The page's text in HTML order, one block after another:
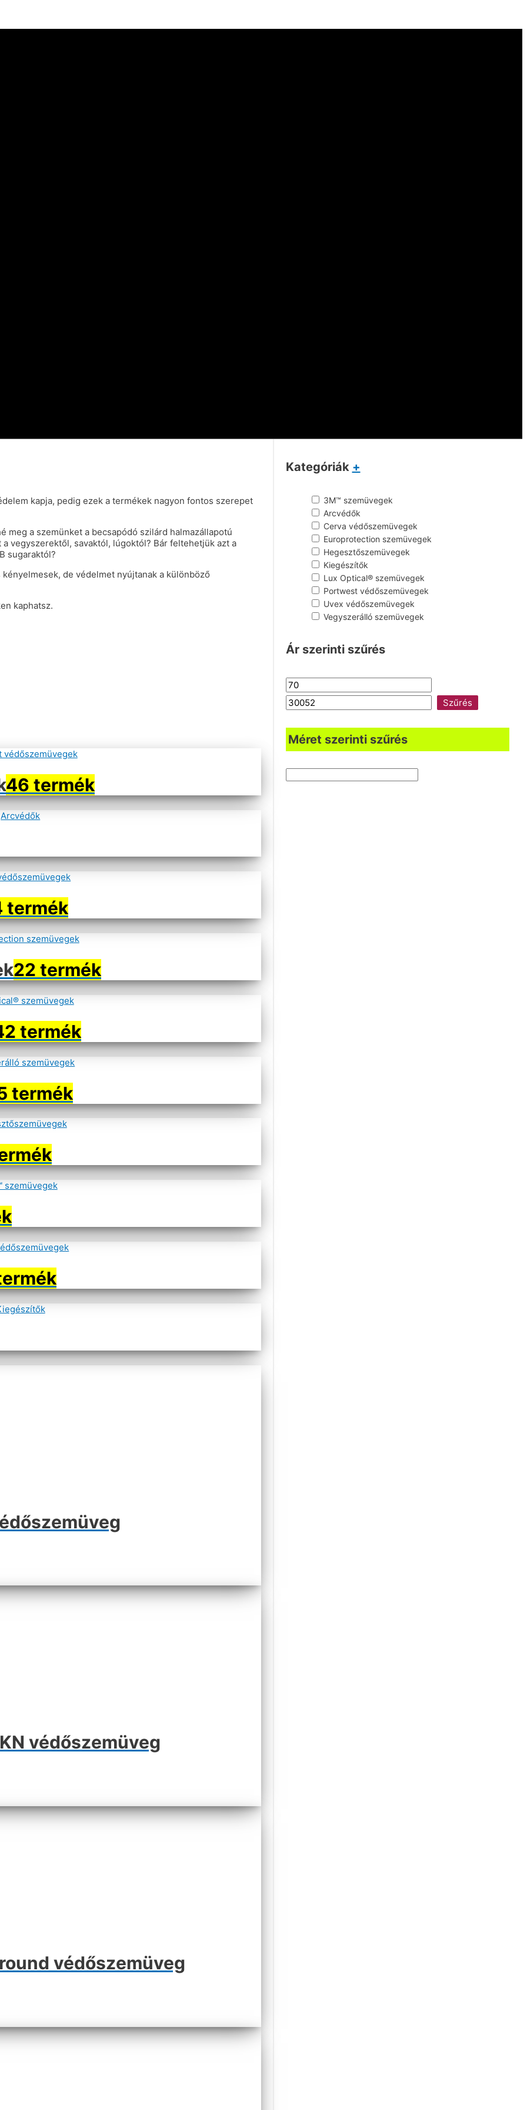
kapja, pedig ezek a termékek nagyon fontos szerepet
meg a szemünket a becsapódó szilárd halmazállapotú
vegyszerektől, savaktól, lúgoktól? Bár feltehetjük azt a
sugaraktól?
de védelmet nyújtanak a különböző
kaphatsz.
Szűrés
46 termék
termék
22 termék
termék
termék
védőszemüveg
védőszemüveg
Kategóriák +
3M™ szemüvegek
Arcvédők
Cerva védőszemüvegek
Europrotection szemüvegek
Hegesztőszemüvegek
Kiegészítők
Lux Optical® szemüvegek
Portwest védőszemüvegek
Uvex védőszemüvegek
Vegyszerálló szemüvegek
Ár szerinti szűrés
Szűrés
Méret szerinti szűrés